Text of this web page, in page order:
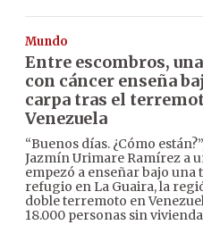
Mundo
Entre escombros,
con cáncer enseña
carpa tras el
Venezuela
“Buenos días. ¿Cómo
Jazmín Urimare Ramírez a
empezó a enseñar bajo una
refugio en La Guaira, la
doble terremoto en
18.000 personas sin